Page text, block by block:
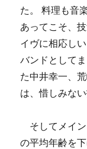
た。 料理も音
あってこそ、
イヴに相応し
バンドとして
た中井幸一、
は、惜しみな
そしてメイ
の平均年齢を